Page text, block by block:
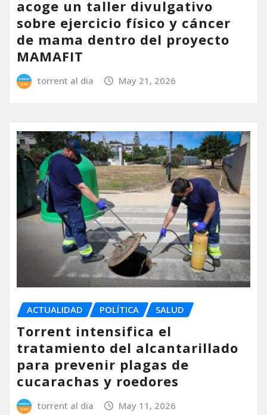
acoge un taller divulgativo
sobre ejercicio físico y cáncer
de mama dentro del proyecto
MAMAFIT
torrent al dia May 21, 2026
ACTUALIDAD POLÍTICA SALUD
Torrent intensifica el
tratamiento del alcantarillado
para prevenir plagas de
cucarachas y roedores
torrent al dia May 11, 2026